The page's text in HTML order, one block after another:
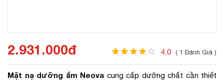
2.931.000đ 4,0 ( 1 Đánh Giá )
Mặt nạ dưỡng ẩm Neova cung cấp dưỡng chất cần thiết